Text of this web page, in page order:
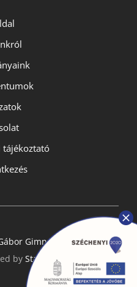
tájékoztató
Gimnázium- All Rights
by StarGeckos